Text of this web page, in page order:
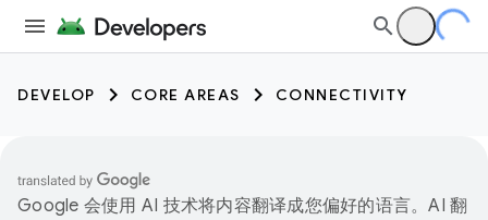
DEVELOP CORE AREAS CONNECTIVITY
Google 会使用 AI 技术将内容翻译成您偏好的语言。AI 翻